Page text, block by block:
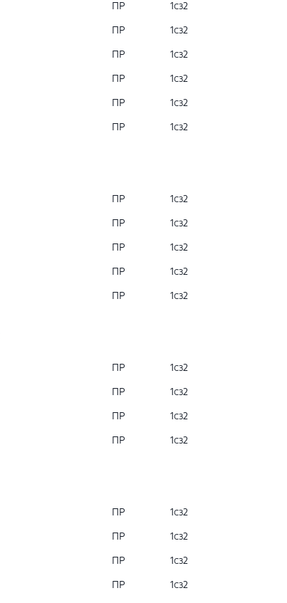
ПР 1сз2
ПР 1сз2
ПР 1сз2
ПР 1сз2
ПР 1сз2
ПР 1сз2
ПР 1сз2
ПР 1сз2
ПР 1сз2
ПР 1сз2
ПР 1сз2
ПР 1сз2
ПР 1сз2
ПР 1сз2
ПР 1сз2
ПР 1сз2
ПР 1сз2
ПР 1сз2
ПР 1сз2